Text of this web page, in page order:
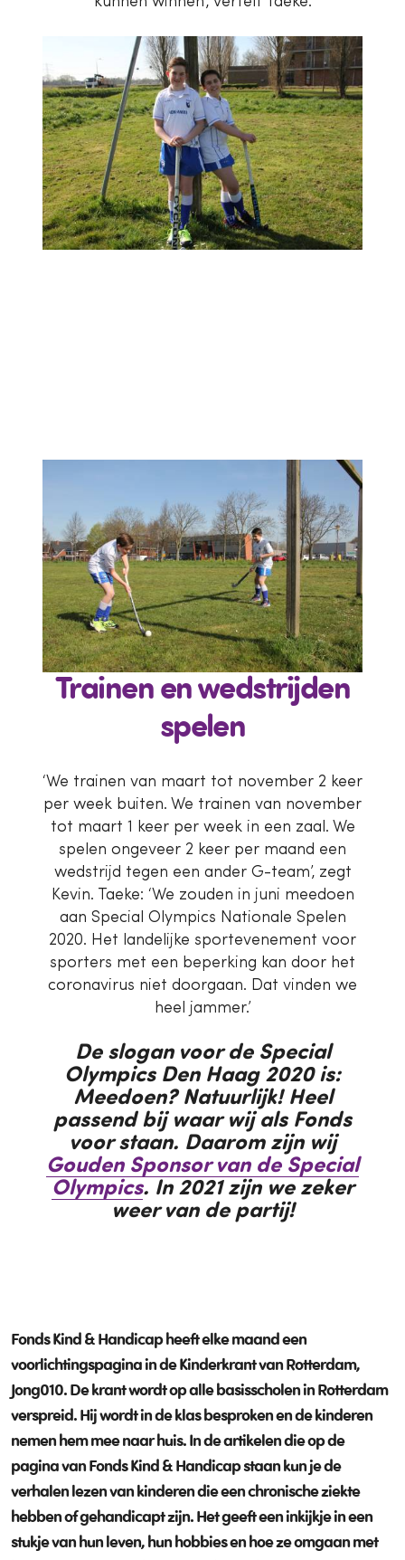
Trainen en wedstrijden
spelen
‘We trainen van maart tot november 2 keer
per week buiten. We trainen van november
tot maart 1 keer per week in een zaal. We
spelen ongeveer 2 keer per maand een
wedstrijd tegen een ander G-team’, zegt
Kevin. Taeke: ‘We zouden in juni meedoen
aan Special Olympics Nationale Spelen
2020. Het landelijke sportevenement voor
sporters met een beperking kan door het
coronavirus niet doorgaan. Dat vinden we
heel jammer.’
De slogan voor de Special
Olympics Den Haag 2020 is:
Meedoen? Natuurlijk! Heel
passend bij waar wij als Fonds
voor staan. Daarom zijn wij
Gouden Sponsor van de Special
Olympics. In 2021 zijn we zeker
weer van de partij!
Fonds Kind & Handicap heeft elke maand een
voorlichtingspagina in deKinderkrant van Rotterdam,
Jong010. De krant wordt op alle basisscholen in Rotterdam
verspreid. Hij wordt in de klas besproken en de kinderen
nemen hem mee naar huis. In de artikelen die op de
pagina van Fonds Kind & Handicap staan kun je de
verhalen lezen van kinderen die een chronische ziekte
hebben of gehandicapt zijn. Het geeft een inkijkje in een
stukje van hun leven, hun hobbies en hoe ze omgaan met